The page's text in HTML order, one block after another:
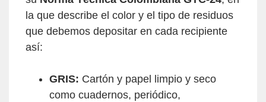
la que describe el color y el tipo de residuos
que debemos depositar en cada recipiente
así:
GRIS: Cartón y papel limpio y seco
como cuadernos, periódico,